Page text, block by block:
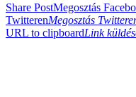
Share PostMegosztás
TwitterenMegosztás
URL to clipboardLink